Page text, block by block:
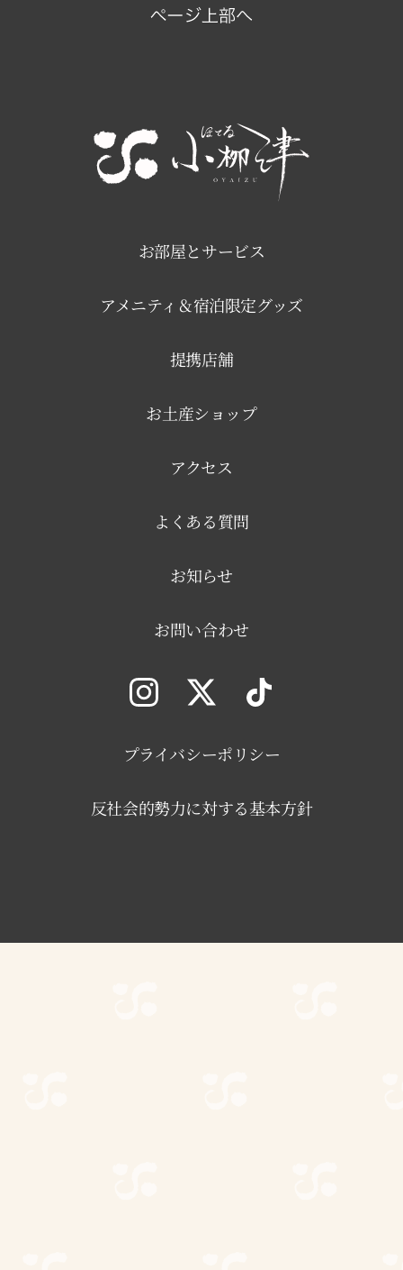
お部屋とサービス
アメニティ＆宿泊限定グッズ
提携店舗
お土産ショップ
アクセス
よくある質問
お知らせ
お問い合わせ
プライバシーポリシー
反社会的勢力に対する基本方針